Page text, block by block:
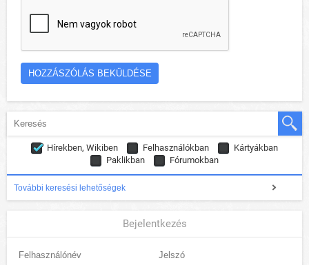
Hírekben, Wikiben Felhasználókban
Kártyákban
Paklikban
Fórumokban
További keresési lehetőségek
Bejelentkezés